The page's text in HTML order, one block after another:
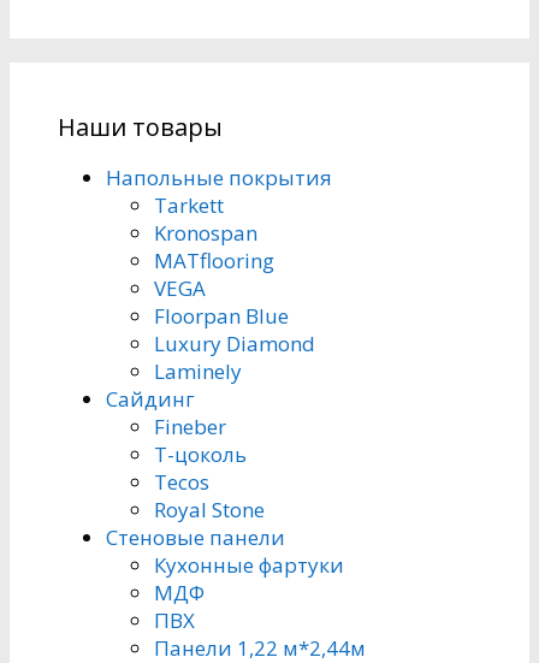
Наши товары
Напольные покрытия
Tarkett
Kronospan
MATflooring
VEGA
Floorpan Blue
Luxury Diamond
Laminely
Сайдинг
Fineber
Т-цоколь
Tecos
Royal Stone
Стеновые панели
Кухонные фартуки
МДФ
ПВХ
Панели 1,22 м*2,44м